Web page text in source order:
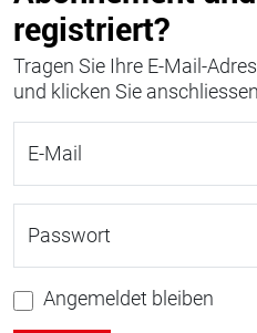
registriert?
Tragen Sie Ihre E-Mail-
und klicken Sie
E-Mail
Passwort
Angemeldet bleiben